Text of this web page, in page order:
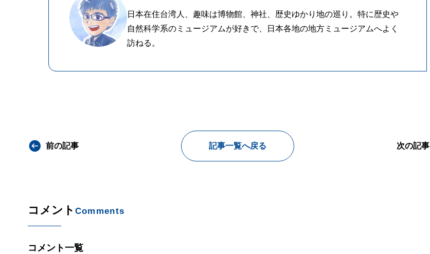
日本在住台湾人、趣味は博物館、神社、歴史ゆかり地の巡り。特に歴史や
自然科学系のミュージアムが好きで、日本各地の地方ミュージアムへよく
訪ねる。
前の記事 記事一覧へ戻る 次の記事
コメント Comments
コメント一覧